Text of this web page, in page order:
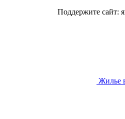
Поддержите сайт:
Жилье